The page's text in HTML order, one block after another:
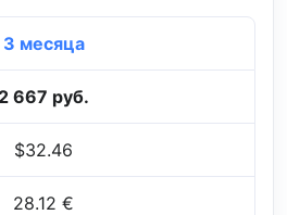
3 месяца
2 667 руб.
$32.46
28.12 €